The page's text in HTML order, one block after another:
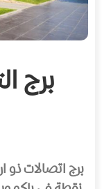
برج اتصالات ذو